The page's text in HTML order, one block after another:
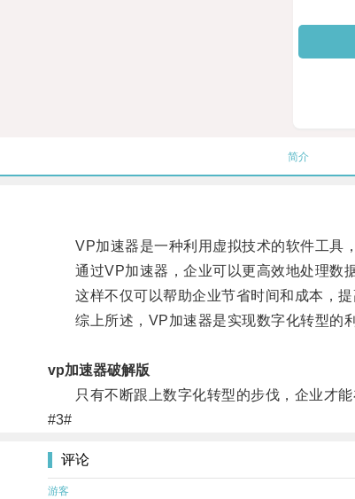
简介
VP加速器是一种利用虚拟技术的软件工具，
通过VP加速器，企业可以更高效地处理数据
这样不仅可以帮助企业节省时间和成本，提
综上所述，VP加速器是实现数字化转型的利
vp加速器破解版
只有不断跟上数字化转型的步伐，企业才能
#3#
评论
游客